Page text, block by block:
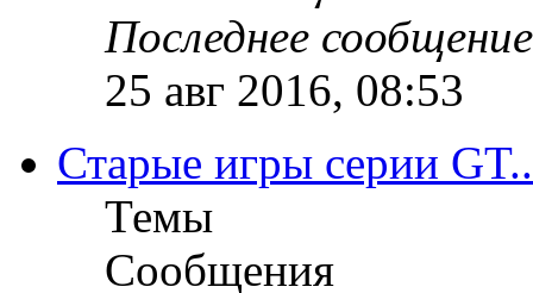
Последнее сообщение
25 авг 2016, 08:53
Старые игры серии
Темы
Сообщения